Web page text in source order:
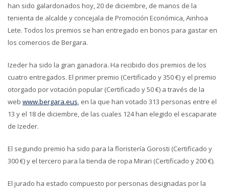
han sido galardonados hoy, 20 de diciembre, de manos de la
tenienta de alcalde y concejala de Promoción Económica, Ainhoa
Lete. Todos los premios se han entregado en bonos para gastar en
los comercios de Bergara.
Izeder ha sido la gran ganadora. Ha recibido dos premios de los
cuatro entregados. El primer premio (Certificado y 350 €) y el premio
otorgado por votación popular (Certificado y 50 €) a través de la
web www.bergara.eus, en la que han votado 313 personas entre el
13 y el 18 de diciembre, de las cuales 124 han elegido el escaparate
de Izeder.
El segundo premio ha sido para la floristería Gorosti (Certificado y
300 €) y el tercero para la tienda de ropa Mirari (Certificado y 200 €).
El jurado ha estado compuesto por personas designadas por la